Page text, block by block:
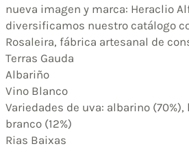
nueva imagen y marca: Heraclio
diversificamos nuestro catálogo
Rosaleira, fábrica artesanal de
Terras Gauda
Albariño
Vino Blanco
Variedades de uva: albarino (70%),
branco (12%)
Rias Baixas